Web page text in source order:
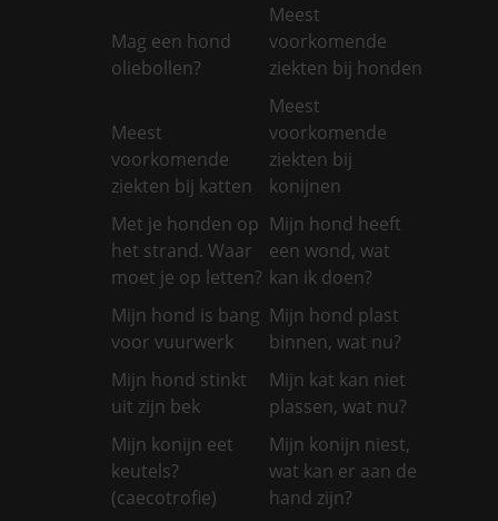
Mag een hond
oliebollen?
Meest
voorkomende
ziekten bij honden
Meest
voorkomende
ziekten bij katten
Meest
voorkomende
ziekten bij
konijnen
Met je honden op
het strand. Waar
moet je op letten?
Mijn hond heeft
een wond, wat
kan ik doen?
Mijn hond is bang
voor vuurwerk
Mijn hond plast
binnen, wat nu?
Mijn hond stinkt
uit zijn bek
Mijn kat kan niet
plassen, wat nu?
Mijn konijn eet
keutels?
(caecotrofie)
Mijn konijn niest,
wat kan er aan de
hand zijn?